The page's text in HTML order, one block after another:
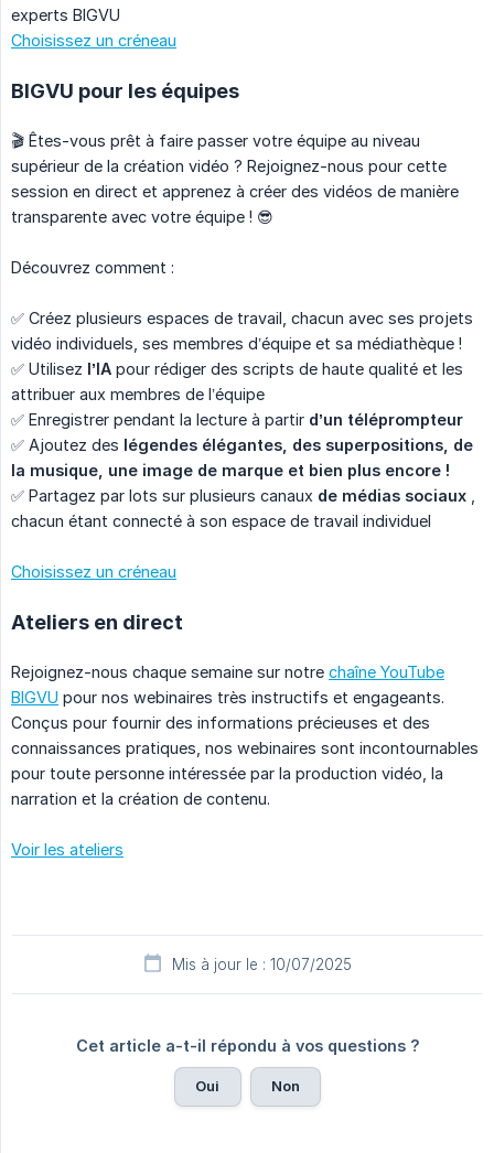
experts BIGVU
Choisissez un créneau
BIGVU pour les équipes
🎬 Êtes-vous prêt à faire passer votre équipe au niveau
supérieur de la création vidéo ? Rejoignez-nous pour cette
session en direct et apprenez à créer des vidéos de manière
transparente avec votre équipe ! 😎
Découvrez comment :
✅ Créez plusieurs espaces de travail, chacun avec ses projets
vidéo individuels, ses membres d’équipe et sa médiathèque !
✅ Utilisez l’IA pour rédiger des scripts de haute qualité et les
attribuer aux membres de l’équipe
✅ Enregistrer pendant la lecture à partir d’un téléprompteur
✅ Ajoutez des légendes élégantes, des superpositions, de
la musique, une image de marque et bien plus encore !
✅ Partagez par lots sur plusieurs canaux de médias sociaux
chacun étant connecté à son espace de travail individuel
Choisissez un créneau
Ateliers en direct
Rejoignez-nous chaque semaine sur notre chaîne YouTube
BIGVU pour nos webinaires très instructifs et engageants.
Conçus pour fournir des informations précieuses et des
connaissances pratiques, nos webinaires sont incontournables
pour toute personne intéressée par la production vidéo, la
narration et la création de contenu.
Voir les ateliers
Mis à jour le : 10/07/2025
Cet article a-t-il répondu à vos questions ?
Oui Non